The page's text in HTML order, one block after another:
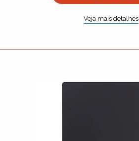
Veja mais detalhes